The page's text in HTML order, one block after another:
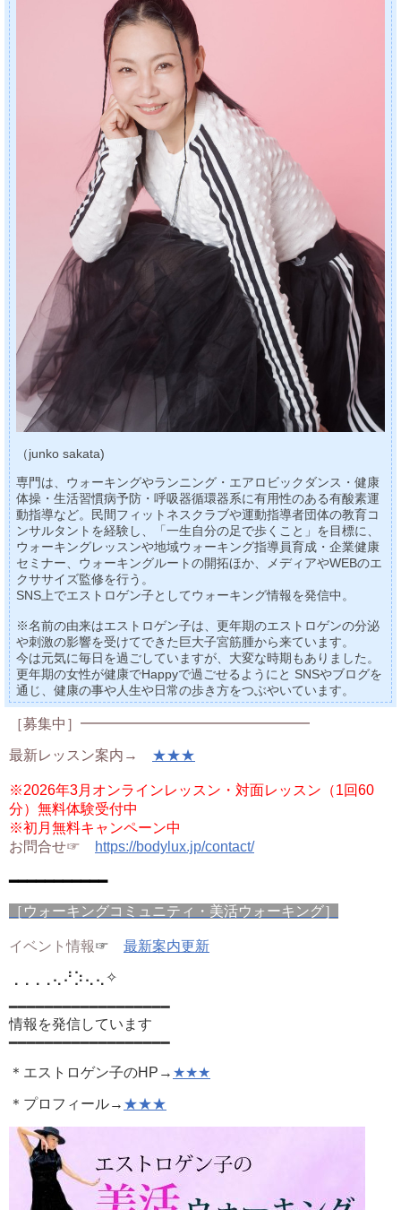
（junko sakata)
専門は、ウォーキングやランニング・エアロビックダンス・健康
体操・生活習慣病予防・呼吸器循環器系に有用性のある有酸素運
動指導など。民間フィットネスクラブや運動指導者団体の教育コ
ンサルタントを経験し、「一生自分の足で歩くこと」を目標に、
ウォーキングレッスンや地域ウォーキング指導員育成・企業健康
セミナー、ウォーキングルートの開拓ほか、メディアやWEBのエ
クササイズ監修を行う。
SNS上でエストロゲン子としてウォーキング情報を発信中。
※名前の由来はエストロゲン子は、更年期のエストロゲンの分泌
や刺激の影響を受けてできた巨大子宮筋腫から来ています。
今は元気に毎日を過ごしていますが、大変な時期もありました。
更年期の女性が健康でHappyで過ごせるようにと SNSやブログを
通じ、健康の事や人生や日常の歩き方をつぶやいています。
［募集中］━━━━━━━━━━━━━━━━
最新レッスン案内→ ★★★
※2026年3月オンラインレッスン・対面レッスン（1回60
分）無料体験受付中
※初月無料キャンペーン中
お問合せ☞
https://bodylux.jp/contact/
━━━━━━━━━━━
［ウォーキングコミュニティ・美活ウォーキング］
イベント情報☞ 最新案内更新
⢀⢀⢀⢀⢄⠜⡱⢄⢄ ✧
━━━━━━━━━━━━━━━━━━
情報を発信しています
━━━━━━━━━━━━━━━━━━
＊エストロゲン子のHP→ ★★★
＊プロフィール→ ★★★